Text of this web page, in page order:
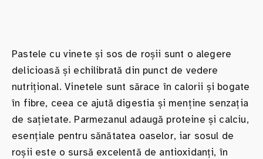
Pastele cu vinete și sos de roșii sunt o alegere
delicioasă și echilibrată din punct de vedere
nutrițional. Vinetele sunt sărace în calorii și bogate
în fibre, ceea ce ajută digestia și menține senzația
de sațietate. Parmezanul adaugă proteine și calciu,
esențiale pentru sănătatea oaselor, iar sosul de
roșii este o sursă excelentă de antioxidanți, în